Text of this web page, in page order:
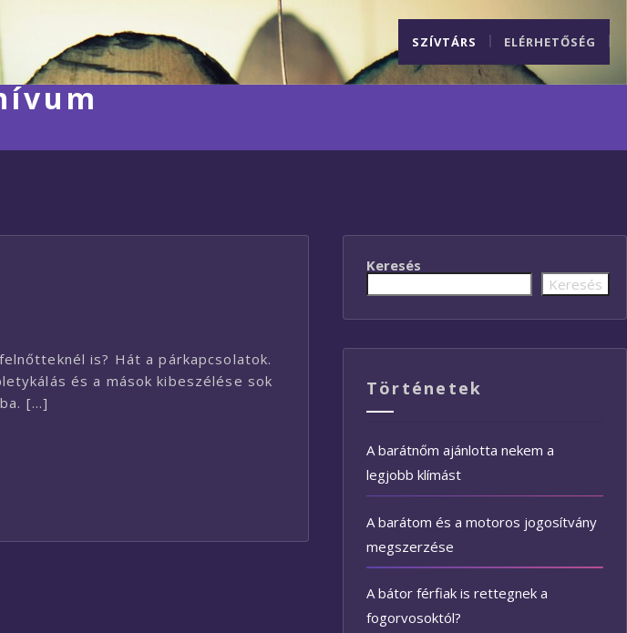
SZÍVTÁRS ELÉRHETŐSÉG
is? Hát a párkapcsolatok.
és a mások kibeszélése sok
[…]
Keresés
Keresés
Történetek
A barátnőm ajánlotta nekem a
legjobb klímást
A barátom és a motoros jogosítvány
megszerzése
A bátor férfiak is rettegnek a
fogorvosoktól?